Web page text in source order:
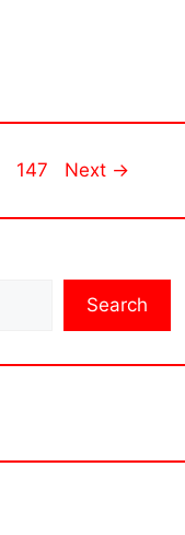
Page
147 Next →
Search